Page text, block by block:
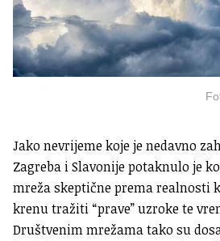
Jako nevrijeme koje je nedavno
Zagreba i Slavonije potaknulo je
mreža skeptične prema realnosti
krenu tražiti “prave” uzroke te
Društvenim mrežama tako su